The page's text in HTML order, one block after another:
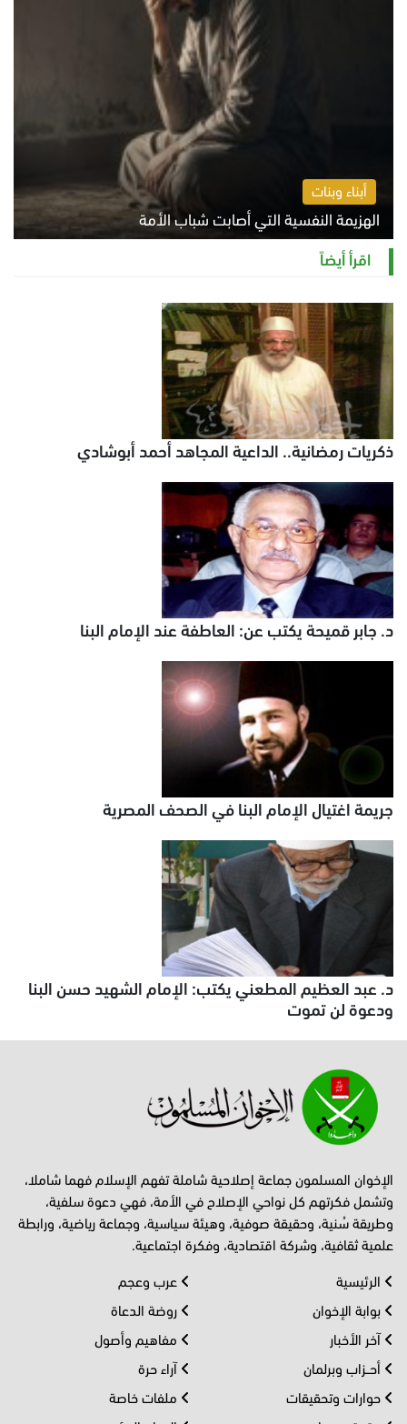
أبناء وبنات
الهزيمة النفسية التي أصابت شباب الأمة
الخميس 6 أغسطس 2026 11:12 ص
اقرأ أيضاً
ذكريات رمضانية.. الداعية المجاهد أحمد أبوشادي
د. جابر قميحة يكتب عن: العاطفة عند الإمام البنا
جريمة اغتيال الإمام البنا في الصحف المصرية
د. عبد العظيم المطعني يكتب: الإمام الشهيد حسن البنا
ودعوة لن تموت
الإخوان المسلمون جماعة إصلاحية شاملة تفهم الإسلام فهما شاملا،
وتشمل فكرتهم كل نواحي الإصلاح في الأمة، فهي دعوة سلفية،
وطريقة سُنية، وحقيقة صوفية، وهيئة سياسية، وجماعة رياضية، ورابطة
علمية ثقافية، وشركة اقتصادية، وفكرة اجتماعية.
الرئيسية
بوابة الإخوان
آخر الأخبار
أحــزاب وبرلمان
حوارات وتحقيقات
عرب وعجم
روضة الدعاة
مفاهيم وأصول
آراء حرة
ملفات خاصة